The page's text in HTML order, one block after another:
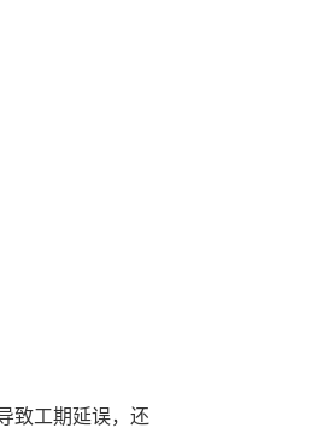
致工期延误，还